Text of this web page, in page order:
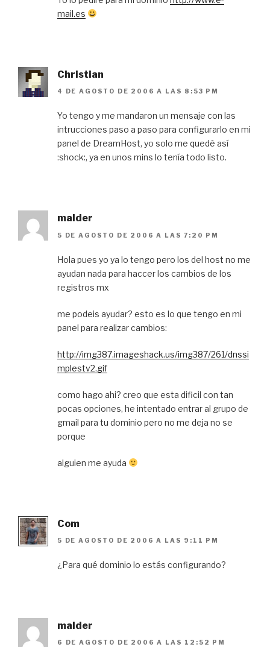
mail.es
Christian
4 DE AGOSTO DE 2006 A LAS 8:53 PM
Yo tengo y me mandaron un mensaje con las
intrucciones paso a paso para configurarlo en mi
panel de DreamHost, yo solo me quedé así
:shock:, ya en unos mins lo tenía todo listo.
malder
5 DE AGOSTO DE 2006 A LAS 7:20 PM
Hola pues yo ya lo tengo pero los del host no me
ayudan nada para haccer los cambios de los
registros mx
me podeis ayudar? esto es lo que tengo en mi
panel para realizar cambios:
http://img387.imageshack.us/img387/261/dnssi
mplestv2.gif
como hago ahi? creo que esta dificil con tan
pocas opciones, he intentado entrar al grupo de
gmail para tu dominio pero no me deja no se
porque
alguien me ayuda
Com
5 DE AGOSTO DE 2006 A LAS 9:11 PM
¿Para qué dominio lo estás configurando?
malder
6 DE AGOSTO DE 2006 A LAS 12:52 PM